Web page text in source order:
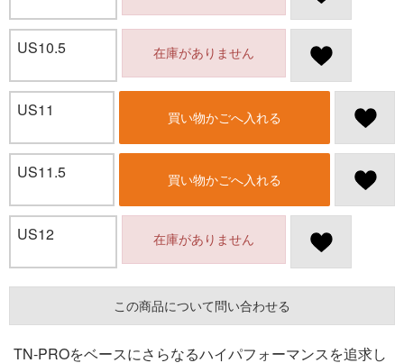
US10.5 在庫がありません
US11 買い物かごへ入れる
US11.5 買い物かごへ入れる
US12 在庫がありません
この商品について問い合わせる
TN-PROをベースにさらなるハイパフォーマンスを追求し